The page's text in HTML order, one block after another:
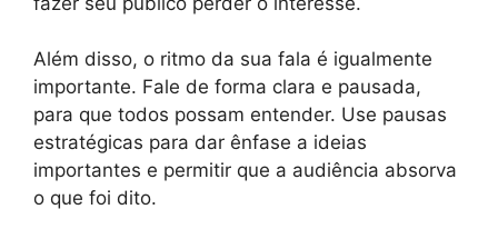
Além disso, o ritmo da sua fala é igualmente
importante. Fale de forma clara e pausada,
para que todos possam entender. Use pausas
estratégicas para dar ênfase a ideias
importantes e permitir que a audiência absorva
o que foi dito.